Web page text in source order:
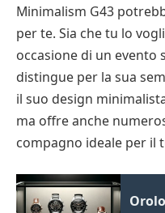
Minimalism G43
per te. Sia che tu lo
occasione di un evento
distingue per la sua
il suo design
ma offre anche
compagno ideale per il